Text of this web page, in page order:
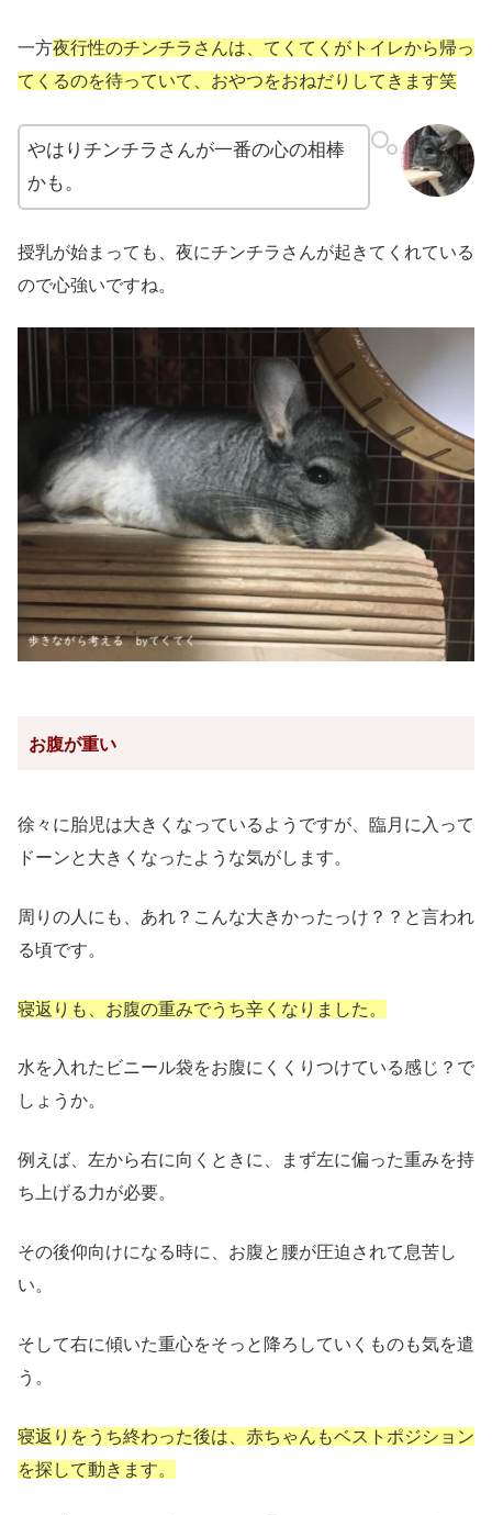
一方夜行性のチンチラさんは、てくてくがトイレから帰っ
てくるのを待っていて、おやつをおねだりしてきます笑
やはりチンチラさんが一番の心の相棒
かも。
授乳が始まっても、夜にチンチラさんが起きてくれている
ので心強いですね。
お腹が重い
徐々に胎児は大きくなっているようですが、臨月に入って
ドーンと大きくなったような気がします。
周りの人にも、あれ？こんな大きかったっけ？？と言われ
る頃です。
寝返りも、お腹の重みでうち辛くなりました。
水を入れたビニール袋をお腹にくくりつけている感じ？で
しょうか。
例えば、左から右に向くときに、まず左に偏った重みを持
ち上げる力が必要。
その後仰向けになる時に、お腹と腰が圧迫されて息苦し
い。
そして右に傾いた重心をそっと降ろしていくものも気を遣
う。
寝返りをうち終わった後は、赤ちゃんもベストポジション
を探して動きます。